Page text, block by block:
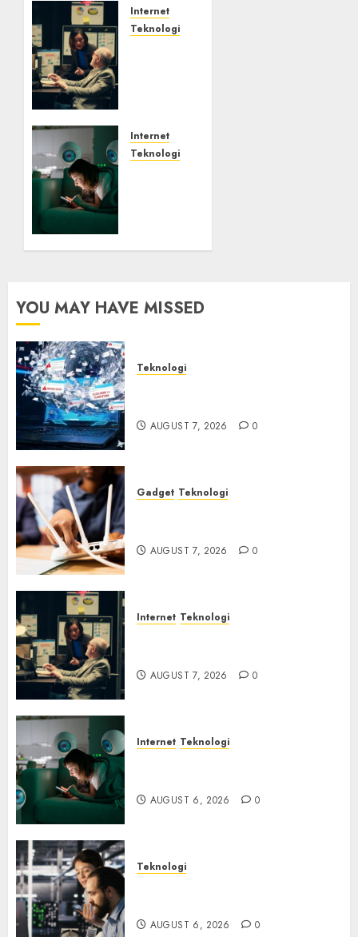
Internet
Teknologi
Senyap
Internet
Teknologi
6, 2026
YOU MAY HAVE MISSED
Teknologi
AUGUST 7, 2026 0
Gadget Teknologi
AUGUST 7, 2026 0
Internet Teknologi
AUGUST 7, 2026 0
Internet Teknologi
AUGUST 6, 2026 0
Teknologi
AUGUST 6, 2026 0